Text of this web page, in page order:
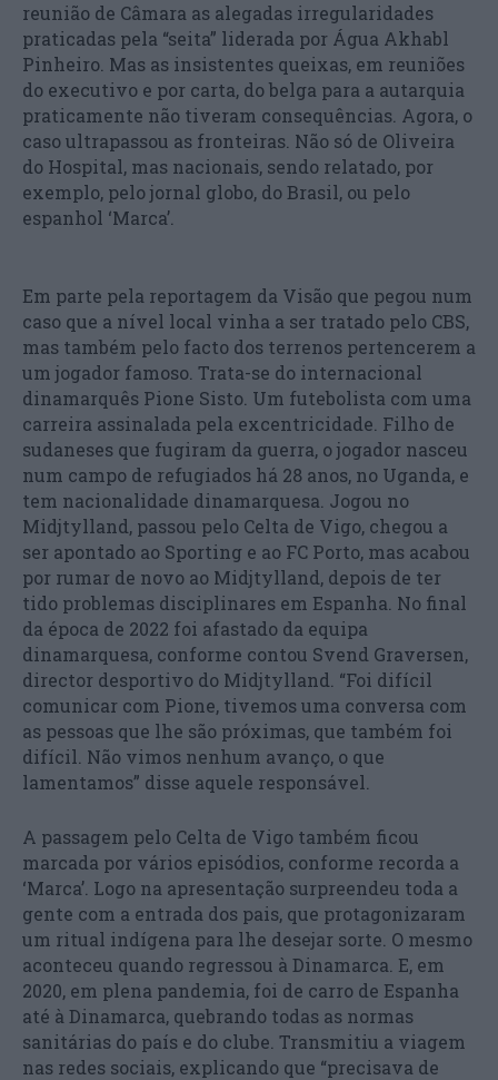
reunião de Câmara as alegadas irregularidades
praticadas pela “seita” liderada por Água Akhabl
Pinheiro. Mas as insistentes queixas, em reuniões
do executivo e por carta, do belga para a autarquia
praticamente não tiveram consequências. Agora, o
caso ultrapassou as fronteiras. Não só de Oliveira
do Hospital, mas nacionais, sendo relatado, por
exemplo, pelo jornal globo, do Brasil, ou pelo
espanhol ‘Marca’.
Em parte pela reportagem da Visão que pegou num
caso que a nível local vinha a ser tratado pelo CBS,
mas também pelo facto dos terrenos pertencerem a
um jogador famoso. Trata-se do internacional
dinamarquês Pione Sisto. Um futebolista com uma
carreira assinalada pela excentricidade. Filho de
sudaneses que fugiram da guerra, o jogador nasceu
num campo de refugiados há 28 anos, no Uganda, e
tem nacionalidade dinamarquesa. Jogou no
Midjtylland, passou pelo Celta de Vigo, chegou a
ser apontado ao Sporting e ao FC Porto, mas acabou
por rumar de novo ao Midjtylland, depois de ter
tido problemas disciplinares em Espanha. No final
da época de 2022 foi afastado da equipa
dinamarquesa, conforme contou Svend Graversen,
director desportivo do Midjtylland. “Foi difícil
comunicar com Pione, tivemos uma conversa com
as pessoas que lhe são próximas, que também foi
difícil. Não vimos nenhum avanço, o que
lamentamos” disse aquele responsável.
A passagem pelo Celta de Vigo também ficou
marcada por vários episódios, conforme recorda a
‘Marca’. Logo na apresentação surpreendeu toda a
gente com a entrada dos pais, que protagonizaram
um ritual indígena para lhe desejar sorte. O mesmo
aconteceu quando regressou à Dinamarca. E, em
2020, em plena pandemia, foi de carro de Espanha
até à Dinamarca, quebrando todas as normas
sanitárias do país e do clube. Transmitiu a viagem
nas redes sociais, explicando que “precisava de